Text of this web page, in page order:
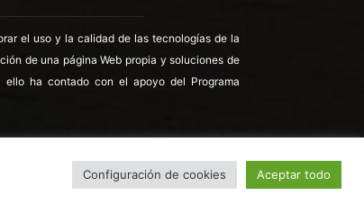
el uso y la calidad de las tecnologías de la
de una página Web propia y soluciones de
ha contado con el apoyo del Programa
Política de Privacidad
Aviso legal
Configuración de cookies Aceptar todo